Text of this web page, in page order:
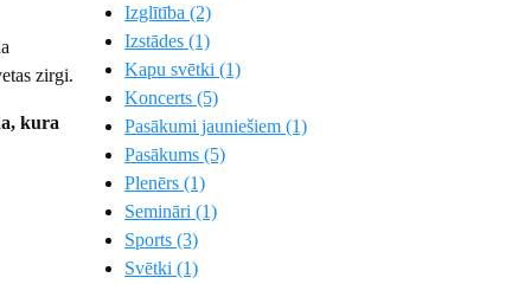
zirgi.
kura
Izglītība (2)
Izstādes (1)
Kapu svētki (1)
Koncerts (5)
Pasākumi jauniešiem (1)
Pasākums (5)
Plenērs (1)
Semināri (1)
Sports (3)
Svētki (1)